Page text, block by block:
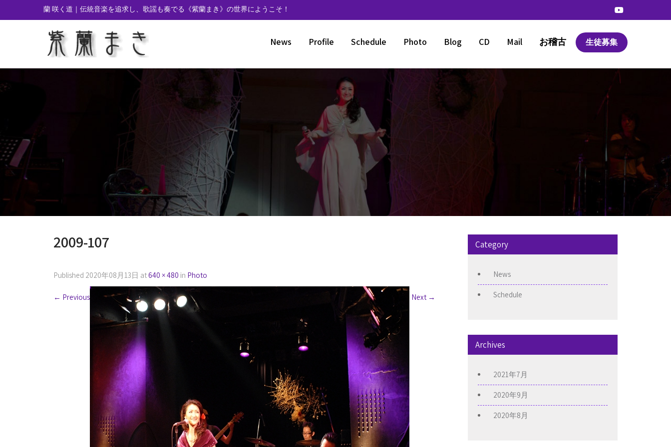
蘭 咲く道｜伝統音楽を追求し、歌謡も奏でる 《紫蘭まき》の世界にようこそ！
News Profile Schedule Photo Blog CD Mail お稽古 生徒募集
2009-107
Published 2020年08月13日 at640 × 480 in Photo
← Previous Next →
Category
News
Schedule
Archives
2021年7月
2020年9月
2020年8月